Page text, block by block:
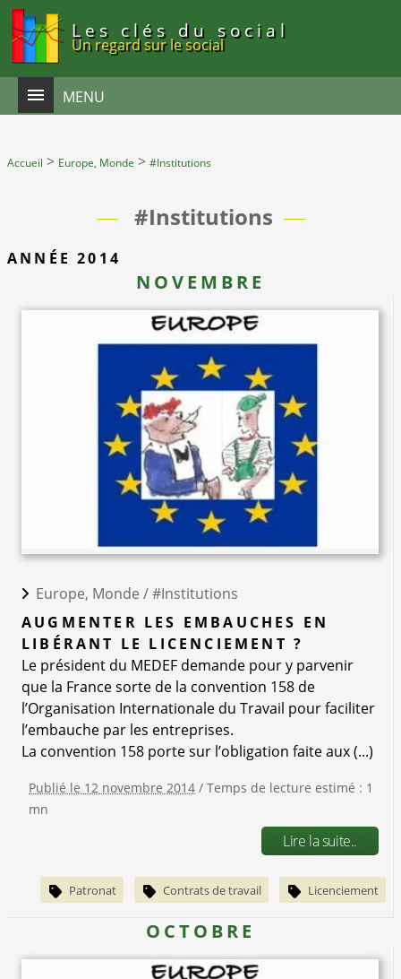
Les clés du social
Un regard sur le social
MENU
Accueil > Europe, Monde > #Institutions
#Institutions
ANNÉE 2014
NOVEMBRE
Europe, Monde /#Institutions
AUGMENTER LES EMBAUCHES EN
LIBÉRANT LE LICENCIEMENT ?
Le président du MEDEF demande pour y parvenir
que la France sorte de la convention 158 de
l’Organisation Internationale du Travail pour faciliter
l’embauche par les entreprises.
La convention 158 porte sur l’obligation faite aux (...)
Publié le 12 novembre 2014 / Temps de lecture estimé : 1
mn
Lire la suite..
Patronat Contrats de travail Licenciement
OCTOBRE
Panneau de gestion des cookies